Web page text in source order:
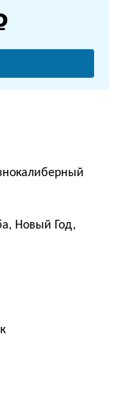
Новый Год,